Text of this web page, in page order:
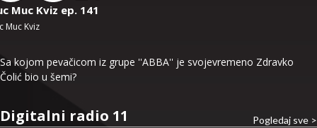
Muc Kviz ep. 141
Muc Kviz
Sa kojom pevačicom iz grupe ''ABBA'' je svojevremeno Zdravko
Čolić bio u šemi?
Digitalni radio 11 Pogledaj sve >